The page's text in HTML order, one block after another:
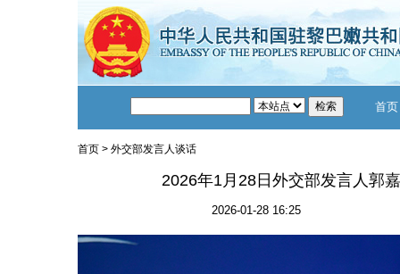
首页
首页> 外交部发言人谈话
2026年1月28日外交部发言人郭
2026-01-28 16:25